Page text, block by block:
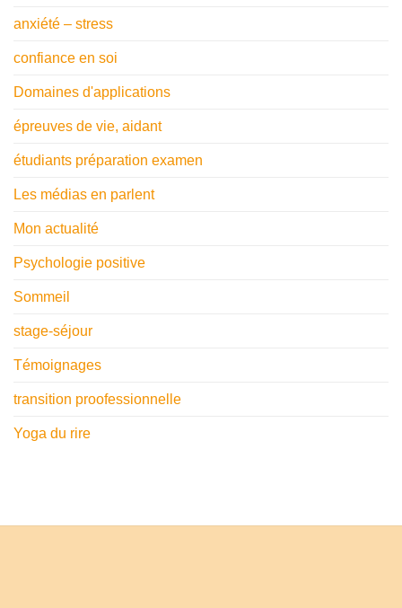
anxiété – stress
confiance en soi
Domaines d'applications
épreuves de vie, aidant
étudiants préparation examen
Les médias en parlent
Mon actualité
Psychologie positive
Sommeil
stage-séjour
Témoignages
transition proofessionnelle
Yoga du rire